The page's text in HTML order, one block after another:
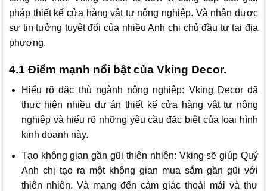
pháp thiết kế cửa hàng vật tư nông nghiệp. Và nhận được
sự tin tưởng tuyệt đối của nhiều Anh chị chủ đầu tư tại địa
phương.
4.1 Điểm mạnh nổi bật của Vking Decor.
Hiểu rõ đặc thù ngành nông nghiệp: Vking Decorđã
thực hiện nhiều dự án thiết kế cửa hàng vật tư nông
nghiệp và hiểu rõ những yêu cầu đặc biệt của loại hình
kinh doanh này.
Tạo không gian gần gũi thiên nhiên: Vking sẽ giúp Quý
Anh chị tạo ra một không gian mua sắm gần gũi với
thiên nhiên. Và mang đến cảm giác thoải mái và thư